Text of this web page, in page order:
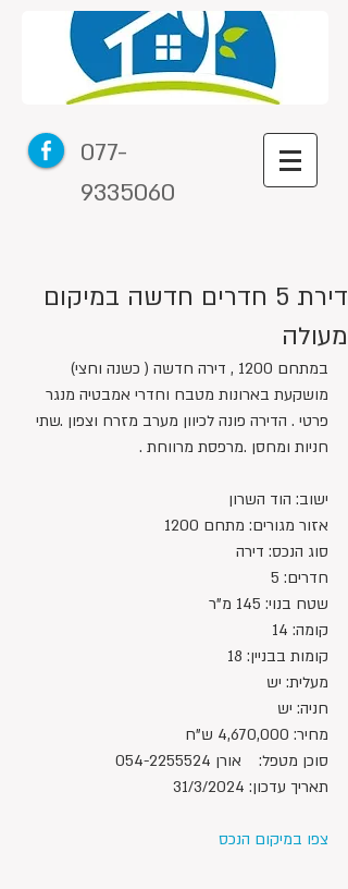
077-
9335060
דירת 5 חדרים חדשה במיקום
מעולה
במתחם 1200 , דירה חדשה ( כשנה וחצי)
מושקעת בארונות מטבח וחדרי אמבטיה מנגר
פרטי . הדירה פונה לכיוון מערב מזרח וצפון .שתי
חניות ומחסן .מרפסת מרווחת .
ישוב: הוד השרון
אזור מגורים: מתחם 1200
סוג הנכס: דירה
חדרים: 5
שטח בנוי: 145 מ"ר
קומה: 14
קומות בבניין: 18
מעלית: יש
חניה: יש
מחיר: 4,670,000 ש"ח
סוכן מטפל:	אורן 054-2255524
תאריך עדכון: 31/3/2024
צפו במיקום הנכס